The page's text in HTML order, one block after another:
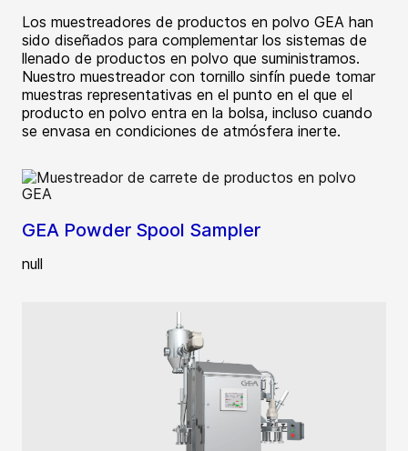
Los muestreadores de productos en polvo GEA han
sido diseñados para complementar los sistemas de
llenado de productos en polvo que suministramos.
Nuestro muestreador con tornillo sinfín puede tomar
muestras representativas en el punto en el que el
producto en polvo entra en la bolsa, incluso cuando
se envasa en condiciones de atmósfera inerte.
GEA Powder Spool Sampler
null